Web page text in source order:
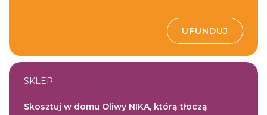
UFUNDUJ
SKLEP
Skosztuj w domu Oliwy NIKA, którą tłoczą